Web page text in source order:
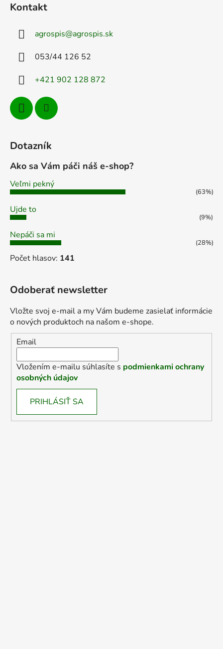
Kontakt
agrospis@agrospis.sk
053/44 126 52
+421 902 128 872
Dotazník
Ako sa Vám páči náš e-shop?
Veľmi pekný
(63%)
Ujde to
(9%)
Nepáči sa mi
(28%)
Počet hlasov: 141
Odoberať newsletter
Vložte svoj e-mail a my Vám budeme zasielať informácie
o nových produktoch na našom e-shope.
Email
Vložením e-mailu súhlasíte s podmienkami ochrany
osobných údajov
PRIHLÁSIŤ SA